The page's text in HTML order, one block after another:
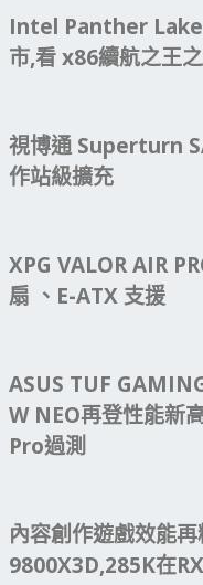
Intel Panther
市,看 x86續航之王
視博通 Superturn
作站級擴充
XPG VALOR AIR
扇 、E-ATX 支援
ASUS TUF
W NEO再登性能新
Pro過測
內容創作遊戲效能
9800X3D,285K在